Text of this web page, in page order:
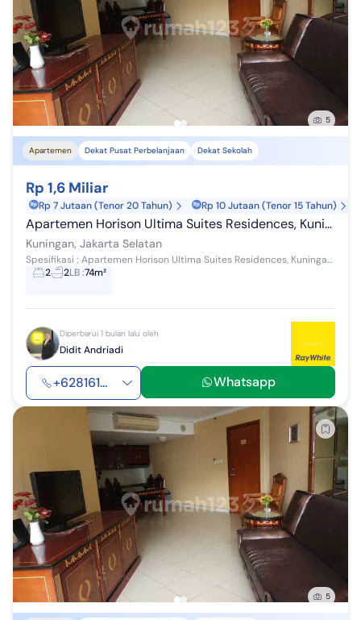
5
Apartemen Dekat Pusat Perbelanjaan Dekat Sekolah
Rp 1,6 Miliar
Rp 7 Jutaan (Tenor 20 Tahun) Rp 10 Jutaan (Tenor 15 Tahun)
Apartemen Horison Ultima Suites Residences, Kuningan, Jakarta
Kuningan, Jakarta Selatan
Spesifikasi ; Apartemen Horison Ultima Suites Residences, Kuningan, Jakarta Selatan, Lantai 25 Luas : 74 m2 Orientasi Ruangan : Hadap Selatan R...
2
2LB:74m²
Diperbarui 1 bulan lalu oleh
Didit Andriadi
+628161... Whatsapp
5